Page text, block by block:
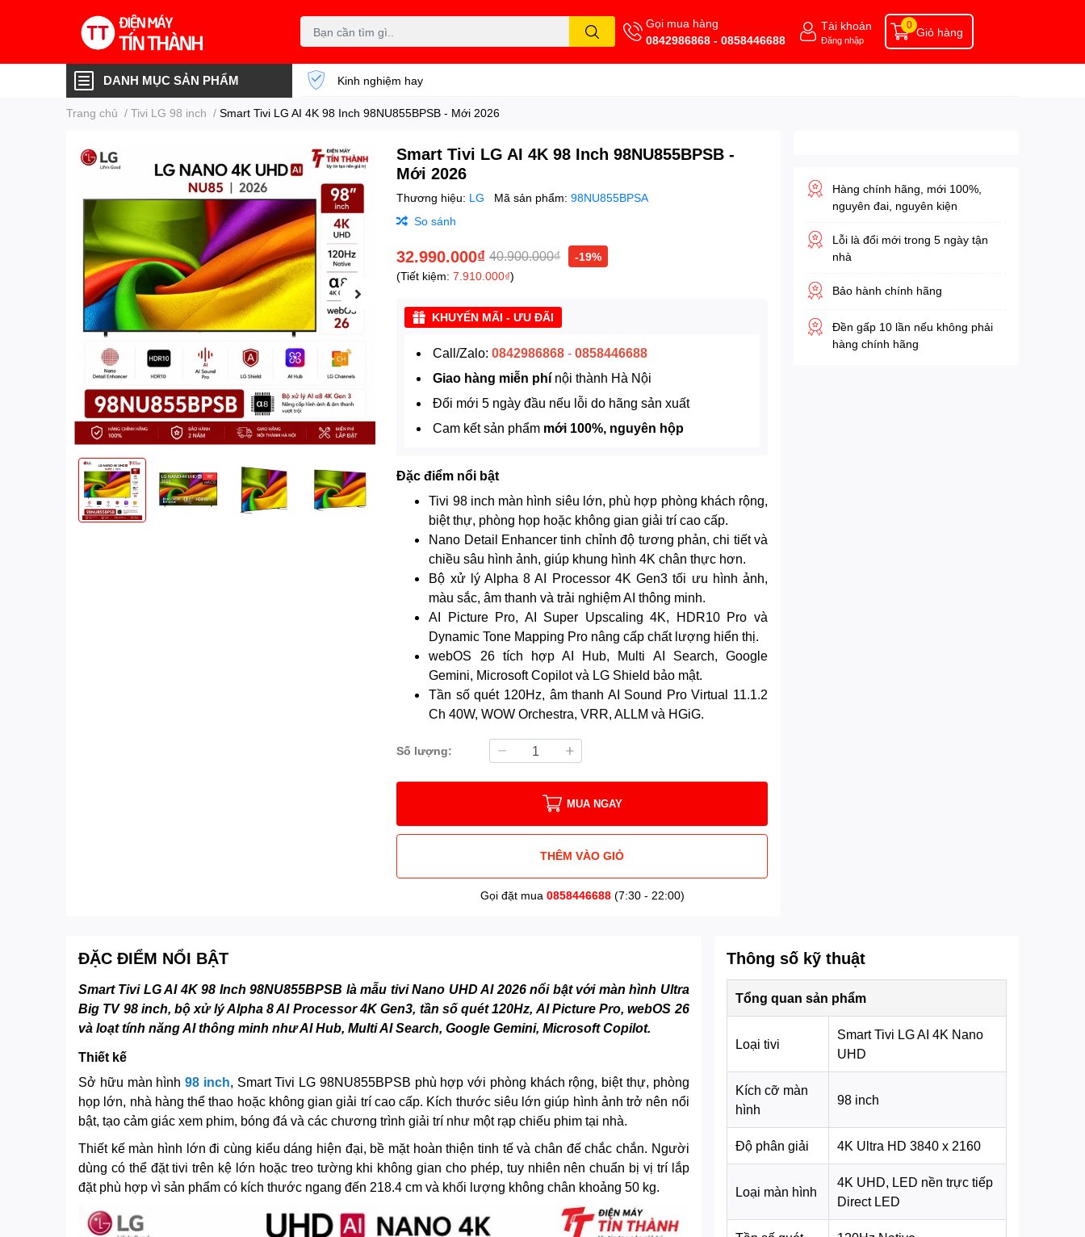
Gọi mua hàng
0842986868 - 0858446688
Tài khoản
Đăng nhập
Giỏ hàng
0
DANH MỤC SẢN PHẨM Kinh nghiệm hay
Trang chủ / Tivi LG 98 inch / Smart Tivi LG AI 4K 98 Inch 98NU855BPSB - Mới 2026
Smart Tivi LG AI 4K 98 Inch 98NU855BPSB -
Mới 2026
Thương hiệu: LG Mã sản phẩm:98NU855BPSA
So sánh
32.990.000₫ 40.900.000₫
-19%
(Tiết kiệm:7.910.000₫)
KHUYẾN MÃI - ƯU ĐÃI
Call/Zalo:0842986868 -0858446688
Giao hàng miễn phí nội thành Hà Nội
Đổi mới 5 ngày đầu nếu lỗi do hãng sản xuất
Cam kết sản phẩm mới 100%, nguyên hộp
Đặc điểm nổi bật
Tivi 98 inch màn hình siêu lớn, phù hợp phòng khách rộng,
biệt thự, phòng họp hoặc không gian giải trí cao cấp.
Nano Detail Enhancer tinh chỉnh độ tương phản, chi tiết và
chiều sâu hình ảnh, giúp khung hình 4K chân thực hơn.
Bộ xử lý Alpha 8 AI Processor 4K Gen3 tối ưu hình ảnh,
màu sắc, âm thanh và trải nghiệm AI thông minh.
AI Picture Pro, AI Super Upscaling 4K, HDR10 Pro và
Dynamic Tone Mapping Pro nâng cấp chất lượng hiển thị.
webOS 26 tích hợp AI Hub, Multi AI Search, Google
Gemini, Microsoft Copilot và LG Shield bảo mật.
Tần số quét 120Hz, âm thanh AI Sound Pro Virtual 11.1.2
Ch 40W, WOW Orchestra, VRR, ALLM và HGiG.
Số lượng:
MUA NGAY
THÊM VÀO GIỎ
Gọi đặt mua 0858446688(7:30 - 22:00)
Hàng chính hãng, mới 100%,
nguyên đai, nguyên kiện
Lỗi là đổi mới trong 5 ngày tận
nhà
Bảo hành chính hãng
Đền gấp 10 lần nếu không phải
hàng chính hãng
ĐẶC ĐIỂM NỔI BẬT
Smart Tivi LG AI 4K 98 Inch 98NU855BPSB là mẫu tivi Nano UHD AI 2026 nổi bật với màn hình Ultra
Big TV 98 inch, bộ xử lý Alpha 8 AI Processor 4K Gen3, tần số quét 120Hz, AI Picture Pro, webOS 26
và loạt tính năng AI thông minh như AI Hub, Multi AI Search, Google Gemini, Microsoft Copilot.
Thiết kế
Sở hữu màn hình98 inch, Smart Tivi LG 98NU855BPSB phù hợp với phòng khách rộng, biệt thự, phòng
họp lớn, nhà hàng thể thao hoặc không gian giải trí cao cấp. Kích thước siêu lớn giúp hình ảnh trở nên nổi
bật, tạo cảm giác xem phim, bóng đá và các chương trình giải trí như một rạp chiếu phim tại nhà.
Thiết kế màn hình lớn đi cùng kiểu dáng hiện đại, bề mặt hoàn thiện tinh tế và chân đế chắc chắn. Người
dùng có thể đặt tivi trên kệ lớn hoặc treo tường khi không gian cho phép, tuy nhiên nên chuẩn bị vị trí lắp
đặt phù hợp vì sản phẩm có kích thước ngang đến 218.4 cm và khối lượng không chân khoảng 50 kg.
Thông số kỹ thuật
Tổng quan sản phẩm
Loại tivi
Smart Tivi LG AI 4K Nano
UHD
Kích cỡ màn
hình
98 inch
Độ phân giải 4K Ultra HD 3840 x 2160
Loại màn hình
4K UHD, LED nền trực tiếp
Direct LED